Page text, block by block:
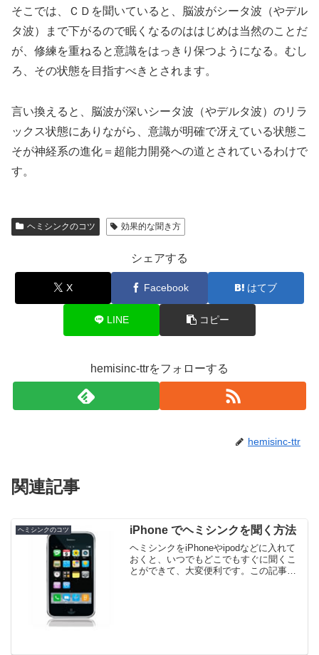
そこでは、ＣＤを聞いていると、脳波がシータ波（やデル
タ波）まで下がるので眠くなるのははじめは当然のことだ
が、修練を重ねると意識をはっきり保つようになる。むし
ろ、その状態を目指すべきとされます。
言い換えると、脳波が深いシータ波（やデルタ波）のリラ
ックス状態にありながら、意識が明確で冴えている状態こ
そが神経系の進化＝超能力開発への道とされているわけで
す。
ヘミシンクのコツ 効果的な聞き方
シェアする
X Facebook はてブ
LINE コピー
hemisinc-ttrをフォローする
hemisinc-ttr
関連記事
ヘミシンクのコツ iPhone でヘミシンクを聞く方法
ヘミシンクをiPhoneやipodなどに入れて
おくと、いつでもどこでもすぐに聞くこ
とができて、大変便利です。この記事で